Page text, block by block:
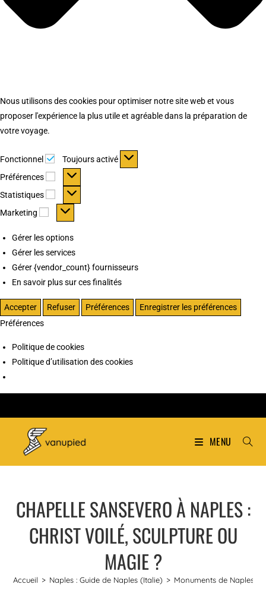
Nous utilisons des cookies pour optimiser notre site web et vous
proposer l'expérience la plus utile et agréable dans la préparation de
votre voyage.
Fonctionnel Fonctionnel
Toujours activé
Préférences
Préférences
Statistiques Statistiques
Marketing Marketing
Gérer les options
Gérer les services
Gérer {vendor_count} fournisseurs
En savoir plus sur ces finalités
Accepter Refuser Préférences
Enregistrer les préférences
Préférences
Politique de cookies
Politique d’utilisation des cookies
MENU
CHAPELLE SANSEVERO À NAPLES :
CHRIST VOILÉ, SCULPTURE OU
MAGIE ?
Accueil > Naples : Guide de Naples (Italie) > Monuments de Naples